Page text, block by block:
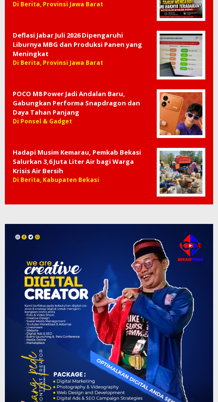
Di Berita, Provinsi Jawa Barat
Deflasi Jabar Juli 2026 Dipengaruhi
Liburnya MBG dan Produksi Panen yang
Meningkat
Di Berita, Provinsi Jawa Barat
POCO M8 Power Jadi Andalan Baru,
Gabungkan Performa Snapdragon dan
Daya Tahan Panjang
Di Ponsel & Gadget
Hadapi Musim Kemarau, Pemkab Bekasi
Salurkan 3,6 Juta Liter Air bagi Warga
Krisis Air Bersih
Di Berita, Kabupaten Bekasi